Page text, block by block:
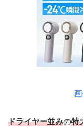
ドライヤー並みの特